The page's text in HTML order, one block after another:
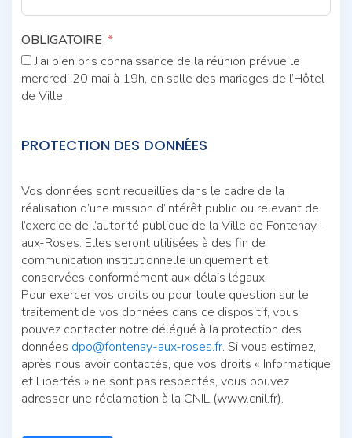
OBLIGATOIRE
J’ai bien pris connaissance de la réunion prévue le
mercredi 20 mai à 19h, en salle des mariages de l’Hôtel
de Ville.
PROTECTION DES DONNÉES
Vos données sont recueillies dans le cadre de la
réalisation d’une mission d’intérêt public ou relevant de
l’exercice de l’autorité publique de la Ville de Fontenay-
aux-Roses. Elles seront utilisées à des fin de
communication institutionnelle uniquement et
conservées conformément aux délais légaux.
Pour exercer vos droits ou pour toute question sur le
traitement de vos données dans ce dispositif, vous
pouvez contacter notre délégué à la protection des
données dpo@fontenay-aux-roses.fr. Si vous estimez,
après nous avoir contactés, que vos droits « Informatique
et Libertés » ne sont pas respectés, vous pouvez
adresser une réclamation à la CNIL (www.cnil.fr).